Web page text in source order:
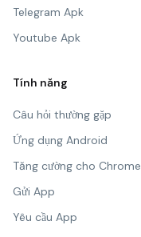
Telegram Apk
Youtube Apk
Tính năng
Câu hỏi thường gặp
Ứng dụng Android
Tăng cường cho Chrome
Gửi App
Yêu cầu App